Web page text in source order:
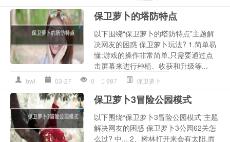
保卫萝卜的塔防特点
以下围绕“保卫萝卜的塔防特点”主题解
决网友的困惑 保卫萝卜玩法? 1.简单易
懂:游戏的操作非常简单,只需要通过点
击屏幕来进行种植、收获和升级等...
bwl 03-27 0 987 保卫萝卜
保卫萝卜3冒险公园模式
以下围绕“保卫萝卜3冒险公园模式”主题
解决网友的困惑 保卫萝卜3公园62关怎
么过? 中... 2、树林打开来会有太阳,而